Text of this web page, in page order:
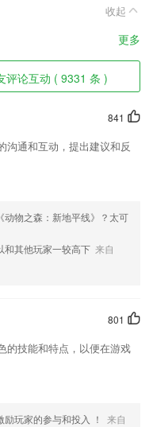
收起
更多
评论互动 ( 9331 条 )
841
沟通和互动，提出建议和反
动物之森：新地平线》？太可
和其他玩家一较高下 来自
801
的技能和特点，以便在游戏
玩家的参与和投入 ！ 来自